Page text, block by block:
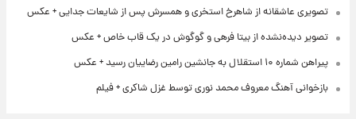
تصویری عاشقانه از شاهرخ استخری و همسرش پس از شایعات جدایی + عکس
تصویر دیده‌نشده از بیتا فرهی و گوگوش در یک قاب خاص + عکس
پیراهن شماره ۱۰ استقلال به جانشین رامین رضاییان رسید + عکس
بازخوانی آهنگ معروف محمد نوری توسط غزل شاکری + فیلم